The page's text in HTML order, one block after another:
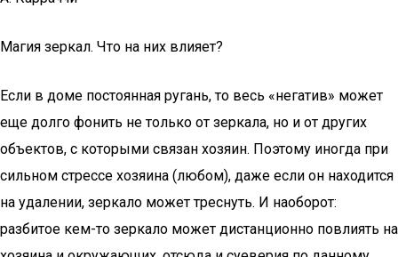
Магия зеркал. Что на них влияет?
Если в доме постоянная ругань, то весь «негатив» может
еще долго фонить не только от зеркала, но и от других
объектов, с которыми связан хозяин. Поэтому иногда при
сильном стрессе хозяина (любом), даже если он находится
на удалении, зеркало может треснуть. И наоборот:
разбитое кем-то зеркало может дистанционно повлиять на